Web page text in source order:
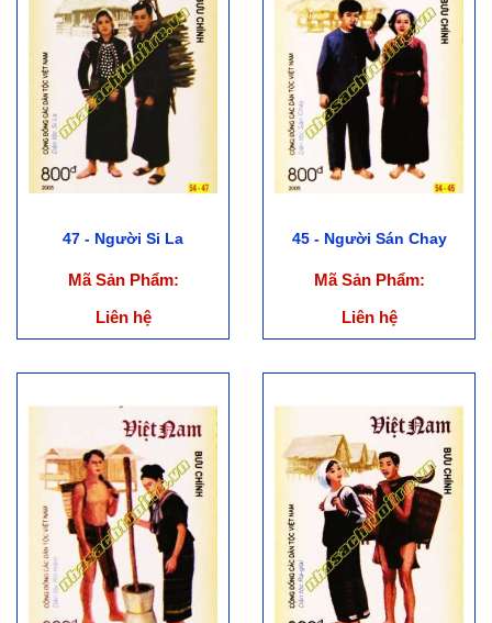
47 - Người Si La
Mã Sản Phẩm:
Liên hệ
45 - Người Sán Chay
Mã Sản Phẩm:
Liên hệ